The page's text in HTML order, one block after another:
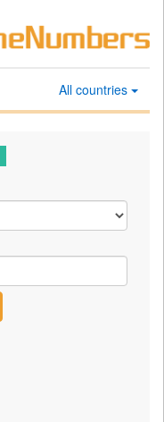
All countries